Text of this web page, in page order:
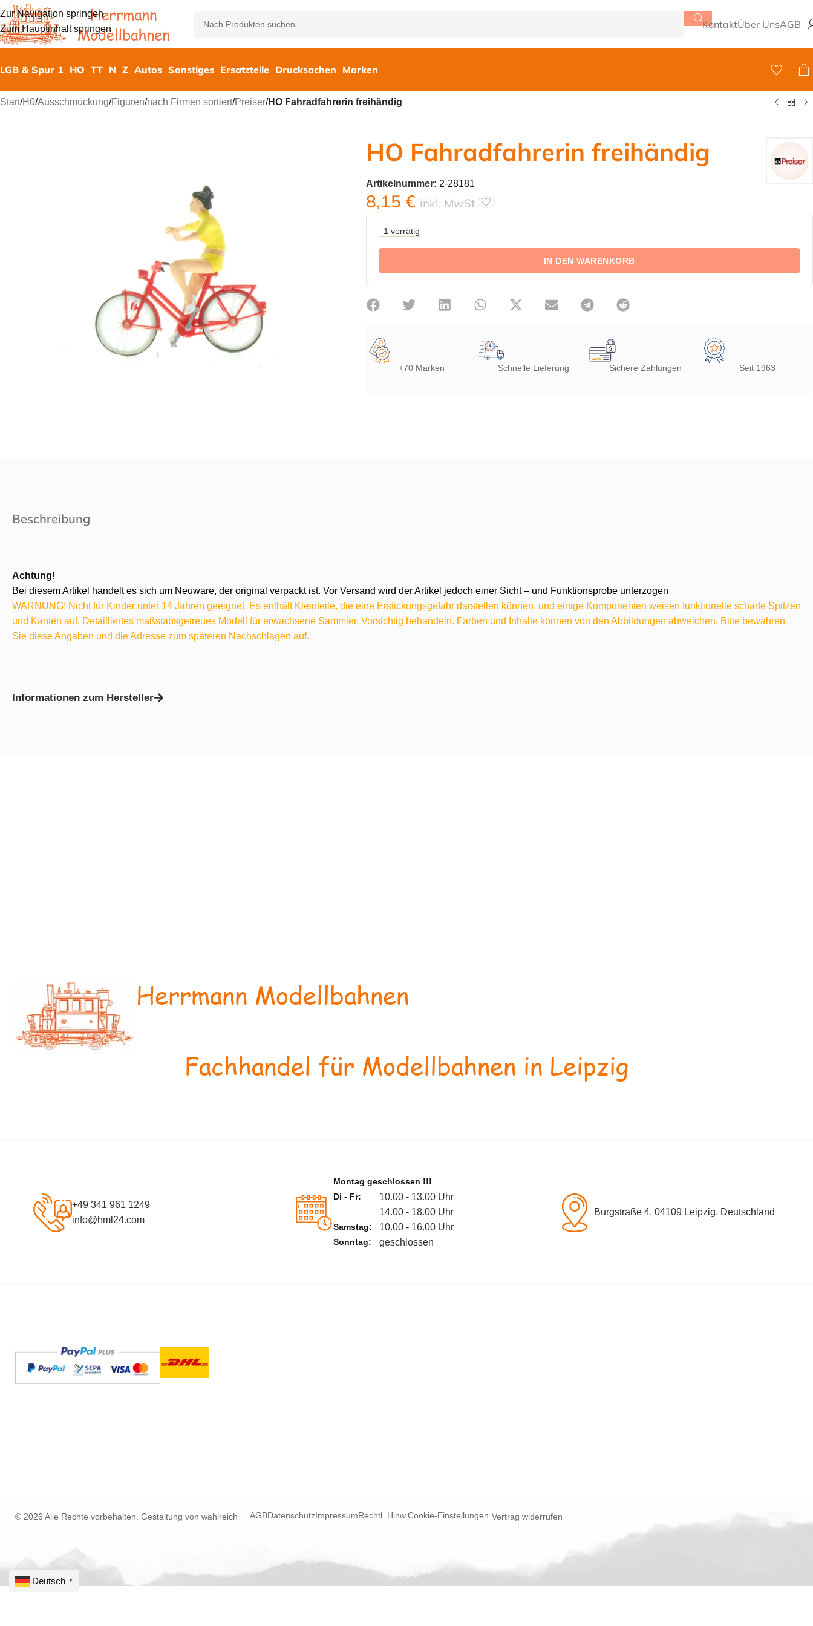
Zur Navigation springen
Zum Hauptinhalt springen
KontaktÜber UnsAGB
LGB & Spur 1 HO TT N Z Autos Sonstiges Ersatzteile Drucksachen Marken
Start/H0/Ausschmückung/Figuren/nach Firmen sortiert/Preiser/HO Fahradfahrerin freihändig
HO Fahradfahrerin freihändig
Artikelnummer: 2-28181
8,15 € inkl. MwSt.
1 vorrätig
IN DEN WARENKORB
+70 Marken Schnelle Lieferung Sichere Zahlungen Seit 1963
Beschreibung
Achtung!
Bei diesem Artikel handelt es sich um Neuware, der original verpackt ist. Vor Versand wird der Artikel jedoch einer Sicht – und Funktionsprobe unterzogen
WARNUNG! Nicht für Kinder unter 14 Jahren geeignet. Es enthält Kleinteile, die eine Erstickungsgefahr darstellen können, und einige Komponenten weisen funktionelle scharfe Spitzen
und Kanten auf. Detailliertes maßstabsgetreues Modell für erwachsene Sammler. Vorsichtig behandeln. Farben und Inhalte können von den Abbildungen abweichen. Bitte bewahren
Sie diese Angaben und die Adresse zum späteren Nachschlagen auf.
Informationen zum Hersteller
Herrmann Modellbahnen
Fachhandel für Modellbahnen in Leipzig
+49 341 961 1249
info@hml24.com
Montag geschlossen !!!
Di - Fr:
10.00 - 13.00 Uhr
14.00 - 18.00 Uhr
Samstag: 10.00 - 16.00 Uhr
Sonntag: geschlossen
Burgstraße 4, 04109 Leipzig, Deutschland
© 2026 Alle Rechte vorbehalten. Gestaltung von wahlreich AGBDatenschutzImpressumRechtl. Hinw.Cookie-Einstellungen Vertrag widerrufen
Deutsch ▼